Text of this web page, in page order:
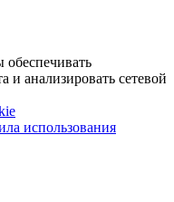
и анализировать сетевой
использования